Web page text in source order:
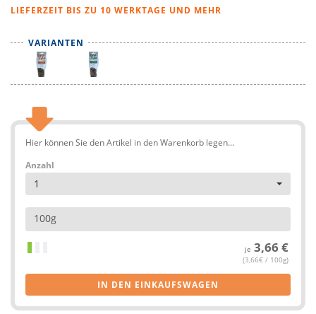
LIEFERZEIT BIS ZU 10 WERKTAGE UND MEHR
VARIANTEN
Hier können Sie den Artikel in den Warenkorb legen...
Anzahl
1
100g
je 3,66 €
(3,66€ / 100g)
IN DEN EINKAUFSWAGEN